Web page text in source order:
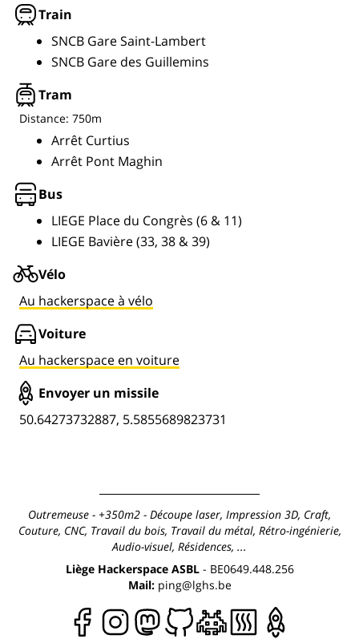
Train
SNCB Gare Saint-Lambert
SNCB Gare des Guillemins
Tram
Distance: 750m
Arrêt Curtius
Arrêt Pont Maghin
Bus
LIEGE Place du Congrès (6 & 11)
LIEGE Bavière (33, 38 & 39)
Vélo
Au hackerspace à vélo
Voiture
Au hackerspace en voiture
Envoyer un missile
50.64273732887, 5.5855689823731
Outremeuse - +350m2 - Découpe laser, Impression 3D, Craft,
Couture, CNC, Travail du bois, Travail du métal, Rétro-ingénierie,
Audio-visuel, Résidences, ...
Liège Hackerspace ASBL- BE0649.448.256
Mail:ping@lghs.be